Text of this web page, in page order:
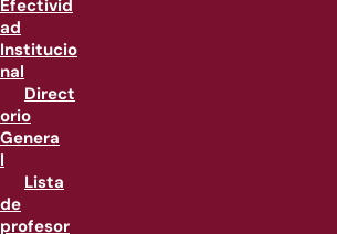
Efectivid
ad
Institucio
nal
Direct
orio
Genera
l
Lista
de
profesor